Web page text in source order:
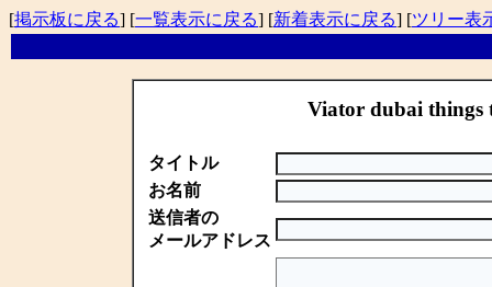
[掲示板に戻る] [一覧表示に戻る] [新着表示に戻る] [ツリー表
Viator dubai things
タイトル
お名前
送信者の
メールアドレス